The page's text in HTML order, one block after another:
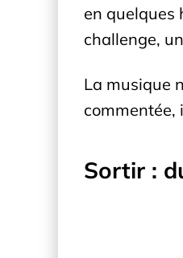
en quelques
challenge,
La musique
commentée,
Sortir :